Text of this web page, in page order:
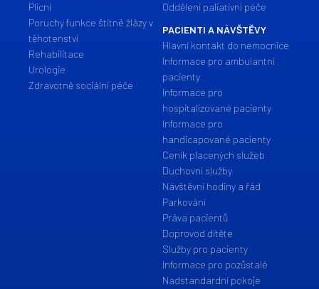
Plicní
Poruchy funkce štítné žlázy v
těhotenství
Rehabilitace
Urologie
Zdravotně sociální péče
Oddělení paliativní péče
PACIENTI A NÁVŠTĚVY
Hlavní kontakt do nemocnice
Informace pro ambulantní
pacienty
Informace pro
hospitalizované pacienty
Informace pro
handicapované pacienty
Ceník placených služeb
Duchovní služby
Návštěvní hodiny a řád
Parkování
Práva pacientů
Doprovod dítěte
Služby pro pacienty
Informace pro pozůstalé
Nadstandardní pokoje